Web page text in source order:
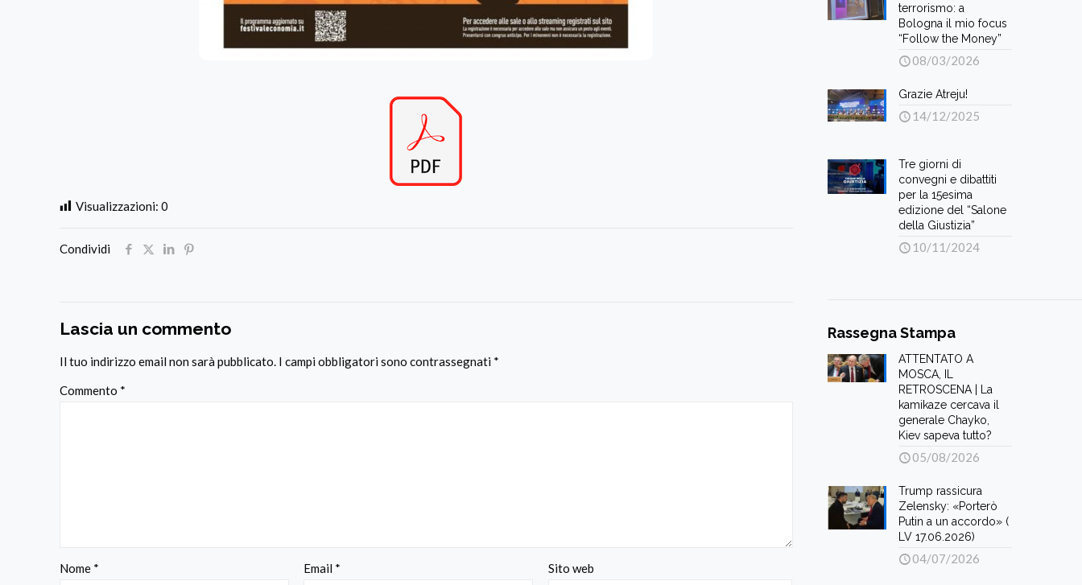
Visualizzazioni: 0
Condividi
Lascia un commento
Il tuo indirizzo email non sarà pubblicato. I campi obbligatori sono contrassegnati *
Commento *
Nome * Email * Sito web
terrorismo: a
Bologna il mio focus
“Follow the Money”
08/03/2026
Grazie Atreju!
14/12/2025
Tre giorni di
convegni e dibattiti
per la 15esima
edizione del “Salone
della Giustizia”
10/11/2024
Rassegna Stampa
ATTENTATO A
MOSCA, IL
RETROSCENA | La
kamikaze cercava il
generale Chayko,
Kiev sapeva tutto?
05/08/2026
Trump rassicura
Zelensky: «Porterò
Putin a un accordo» (
LV 17.06.2026)
04/07/2026